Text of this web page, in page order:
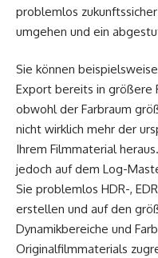
problemlos
umgehen und ein
Sie können
Export bereits in größere
obwohl der Farbraum
nicht wirklich mehr der
Ihrem Filmmaterial
jedoch auf dem Log-
Sie problemlos HDR-,
erstellen und auf den
Dynamikbereiche und
Originalfilmmaterials